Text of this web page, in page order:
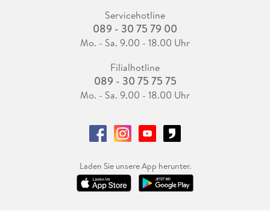
Servicehotline
089 - 30 75 79 00
Mo. - Sa. 9.00 - 18.00 Uhr
Filialhotline
089 - 30 75 75 75
Mo. - Sa. 9.00 - 18.00 Uhr
Laden Sie unsere App herunter.